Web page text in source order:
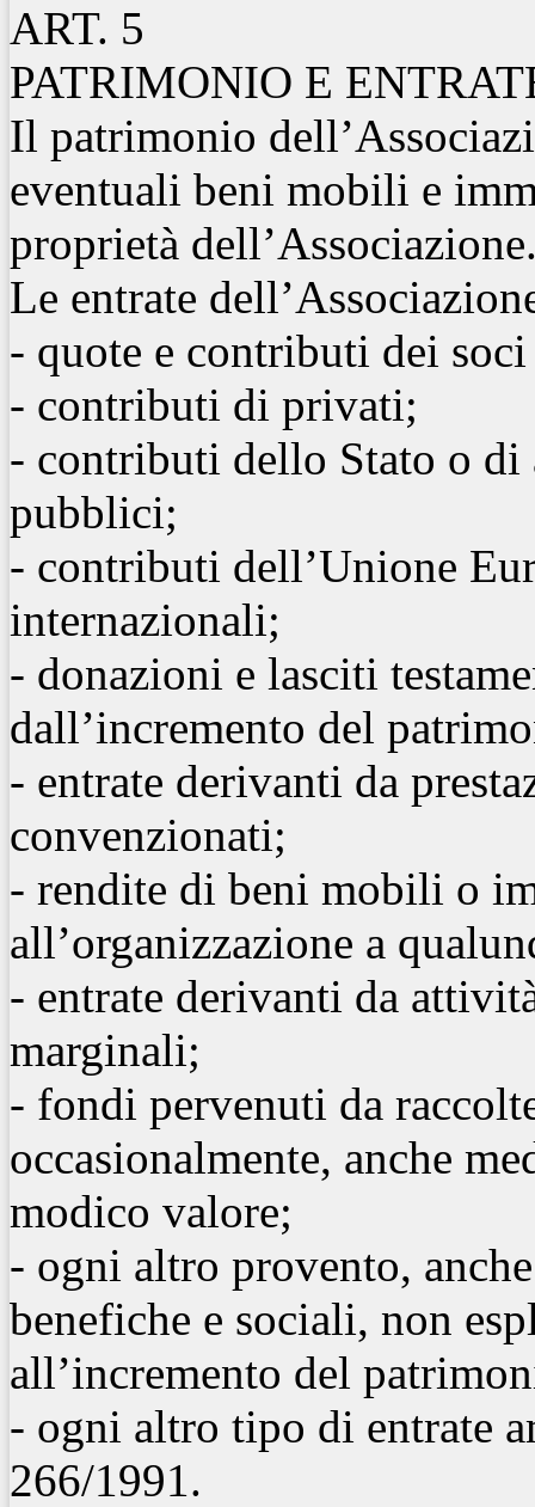
ART. 5
PATRIMONIO E
Il patrimonio
eventuali beni mobili e
proprietà
Le entrate
- quote e contributi dei
- contributi di privati;
- contributi dello Stato o
pubblici;
- contributi dell’Unione
internazionali;
- donazioni e lasciti
dall’incremento del
- entrate derivanti da
convenzionati;
- rendite di beni mobili o
all’organizzazione a
- entrate derivanti da
marginali;
- fondi pervenuti da
occasionalmente, anche
modico valore;
- ogni altro provento,
benefiche e sociali, non
all’incremento del
- ogni altro tipo di entrate
266/1991.